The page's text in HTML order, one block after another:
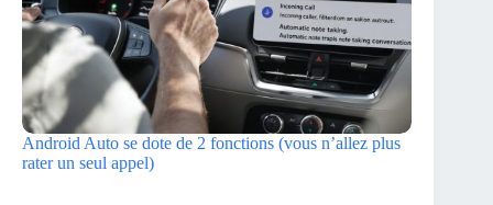
Android Auto se dote de 2 fonctions (vous n’allez plus
rater un seul appel)